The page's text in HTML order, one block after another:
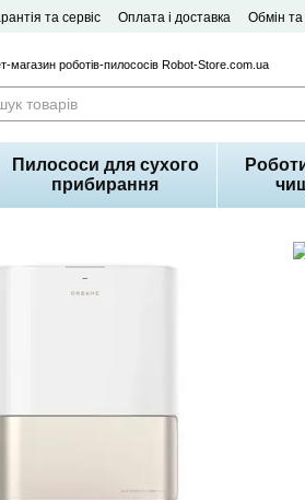
та сервіс Оплата і доставка Обмін
магазин роботів-пилососів Robot-Store.com.ua
Пилососи для сухого
прибирання